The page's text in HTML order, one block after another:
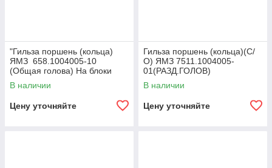
"Гильза поршень (кольца)
ЯМЗ 658.1004005-10
(Общая голова) На блоки
656-31;658-31 для
двигателей ЕВРО-3"
В наличии
Цену уточняйте
Гильза поршень (кольца)(С/
О) ЯМЗ 7511.1004005-
01(РАЗД.ГОЛОВ)
В наличии
Цену уточняйте